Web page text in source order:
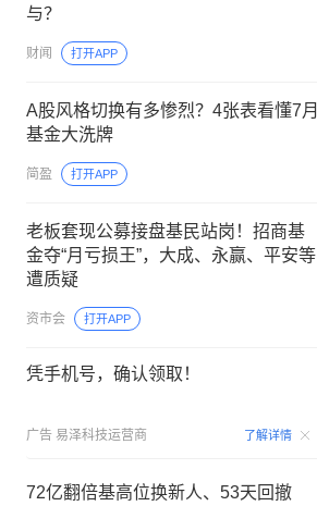
与？
财闻 打开APP
A股风格切换有多惨烈？4张表看懂7月
基金大洗牌
简盈 打开APP
老板套现公募接盘基民站岗！招商基
金夺“月亏损王”，大成、永赢、平安等
遭质疑
资市会 打开APP
凭手机号，确认领取！
广告 易泽科技运营商 了解详情
72亿翻倍基高位换新人、53天回撤